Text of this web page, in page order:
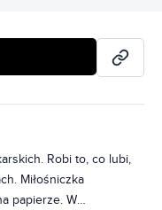
Robi to, co lubi,
Miłośniczka
papierze. W